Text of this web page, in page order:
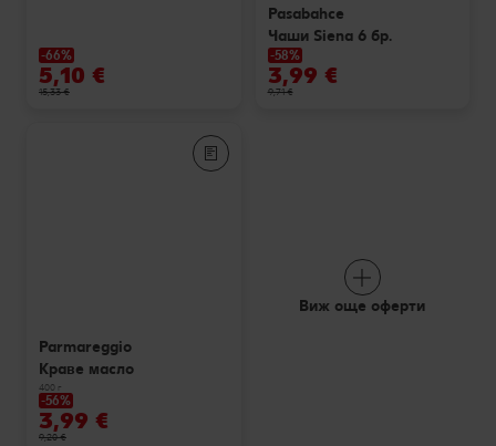
-66%
5,10 €
15,33 €
Pasabahce
Чаши Siena 6 бр.
-58%
3,99 €
9,71 €
Parmareggio
Краве масло
400 г
-56%
3,99 €
9,20 €
Виж още оферти